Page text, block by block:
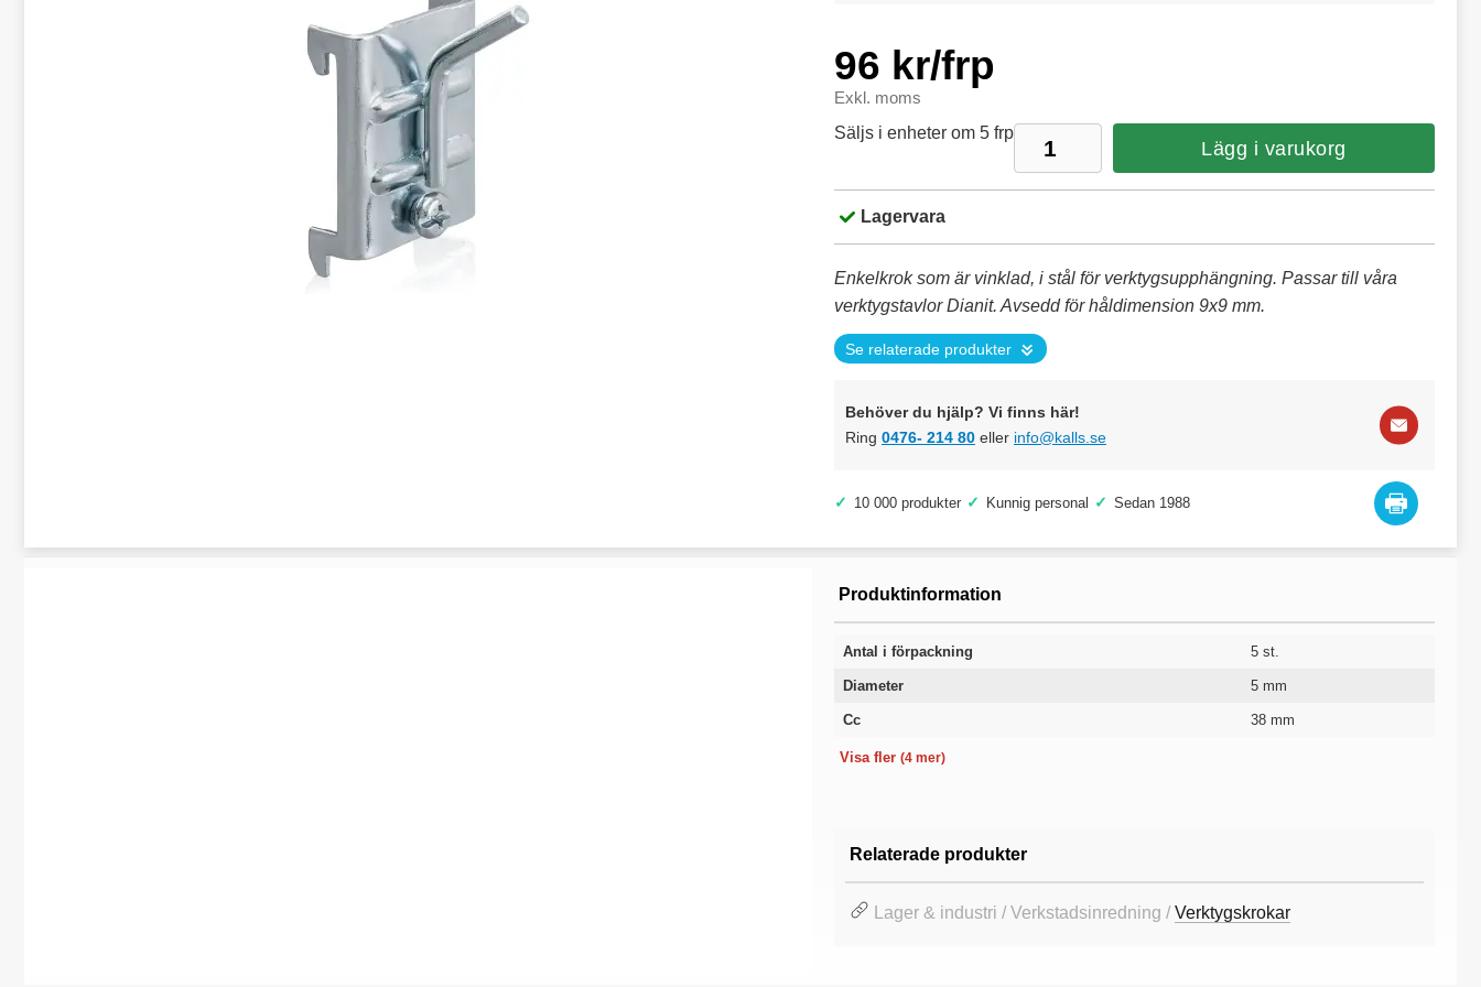
96 kr/frp
Exkl. moms
Säljs i enheter om 5 frp
Lägg i varukorg
Lagervara
Enkelkrok som är vinklad, i stål för verktygsupphängning. Passar till våra
verktygstavlor Dianit. Avsedd för håldimension 9x9 mm.
Se relaterade produkter
Behöver du hjälp? Vi finns här!
Ring 0476- 214 80 eller info@kalls.se
✓ 10 000 produkter ✓ Kunnig personal ✓ Sedan 1988
Produktinformation
Antal i förpackning 5 st.
Diameter 5 mm
Cc
38 mm
Visa fler (4 mer)
Relaterade produkter
Lager & industri / Verkstadsinredning /Verktygskrokar